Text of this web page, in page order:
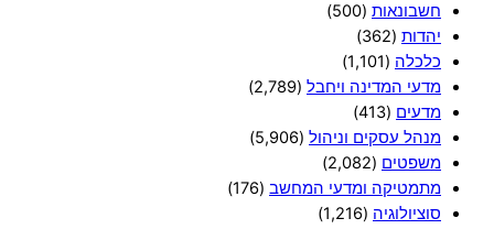
חשבונאות (500)
יהדות (362)
כלכלה (1,101)
מדעי המדינה ויחבל (2,789)
מדעים (413)
מנהל עסקים וניהול (5,906)
משפטים (2,082)
מתמטיקה ומדעי המחשב (176)
סוציולוגיה (1,216)